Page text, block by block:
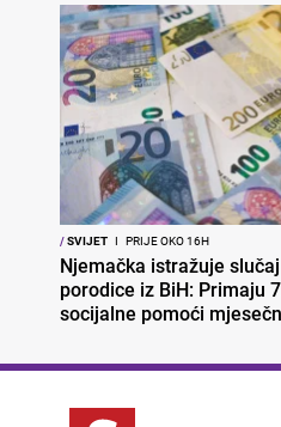
/SVIJET I PRIJE OKO 16H
Njemačka istražuje
porodice iz BiH: Primaju
socijalne pomoći